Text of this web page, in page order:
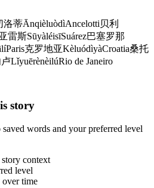
洛蒂ĀnqièluòdìAncelotti贝利
雷斯SūyàléisīSuárez巴塞罗那
Paris克罗地亚KèluódìyàCroatia桑托
LǐyuērènèilúRio de Janeiro
story
words and your preferred level
context
level
time